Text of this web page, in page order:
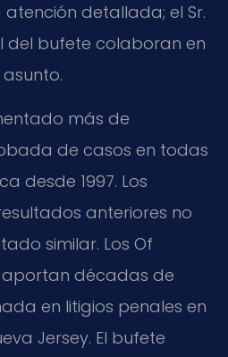
detallada; el Sr.
del bufete colaboran en
más de
de casos en todas
desde 1997. Los
anteriores no
similar. Los Of
décadas de
en litigios penales en
Jersey. El bufete